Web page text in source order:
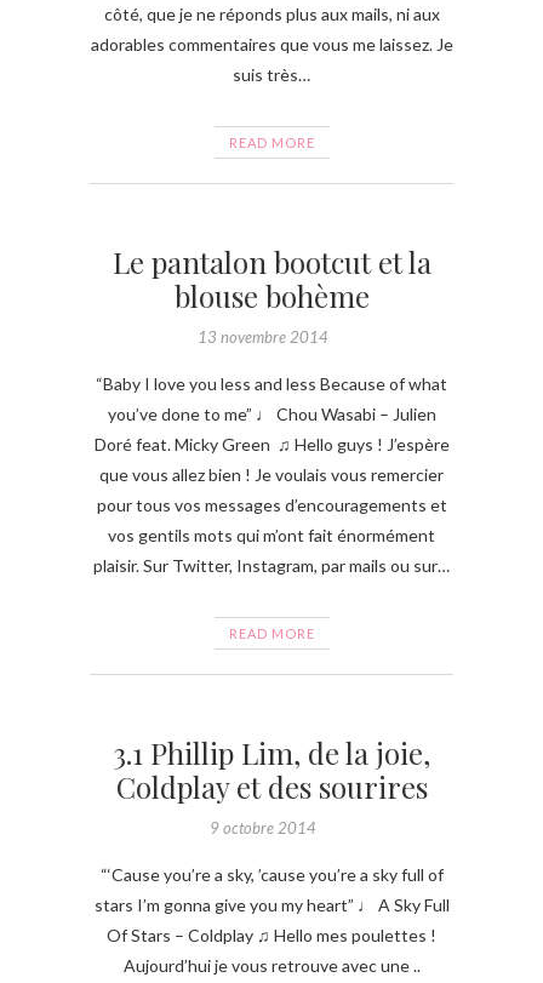
côté, que je ne réponds plus aux mails, ni aux
adorables commentaires que vous me laissez. Je
suis très…
READ MORE
Le pantalon bootcut et la
blouse bohème
13 novembre 2014
“Baby I love you less and less Because of what
you’ve done to me” ♩ Chou Wasabi – Julien
Doré feat. Micky Green ♫ Hello guys ! J’espère
que vous allez bien ! Je voulais vous remercier
pour tous vos messages d’encouragements et
vos gentils mots qui m’ont fait énormément
plaisir. Sur Twitter, Instagram, par mails ou sur…
READ MORE
3.1 Phillip Lim, de la joie,
Coldplay et des sourires
9 octobre 2014
“‘Cause you’re a sky, ’cause you’re a sky full of
stars I’m gonna give you my heart” ♩ A Sky Full
Of Stars – Coldplay ♫ Hello mes poulettes !
Aujourd’hui je vous retrouve avec une ..